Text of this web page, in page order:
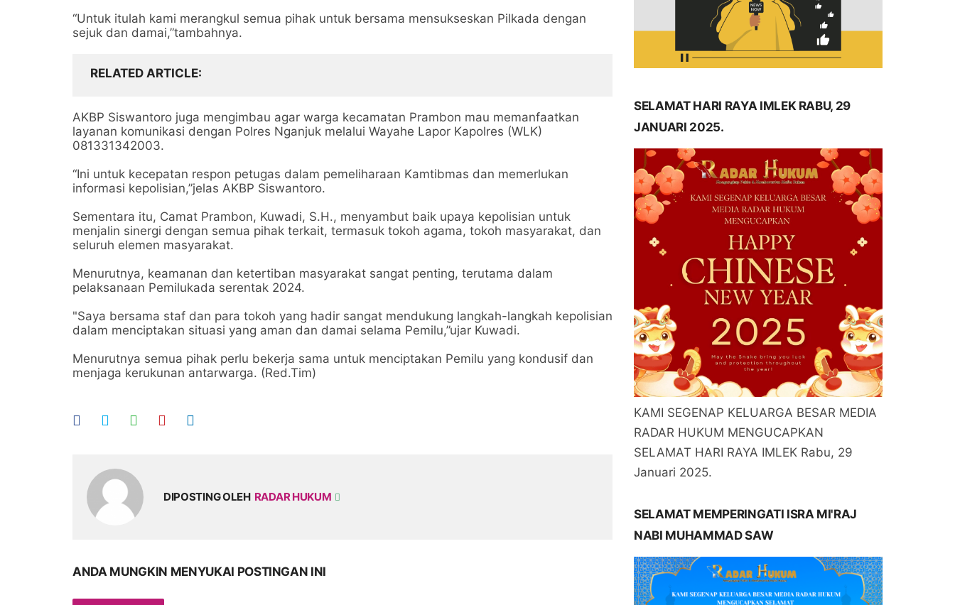
“Untuk itulah kami merangkul semua pihak untuk bersama mensukseskan Pilkada dengan
sejuk dan damai,”tambahnya.
RELATED ARTICLE
AKBP Siswantoro juga mengimbau agar warga kecamatan Prambon mau memanfaatkan
layanan komunikasi dengan Polres Nganjuk melalui Wayahe Lapor Kapolres (WLK)
081331342003.
“Ini untuk kecepatan respon petugas dalam pemeliharaan Kamtibmas dan memerlukan
informasi kepolisian,”jelas AKBP Siswantoro.
Sementara itu, Camat Prambon, Kuwadi, S.H., menyambut baik upaya kepolisian untuk
menjalin sinergi dengan semua pihak terkait, termasuk tokoh agama, tokoh masyarakat, dan
seluruh elemen masyarakat.
Menurutnya, keamanan dan ketertiban masyarakat sangat penting, terutama dalam
pelaksanaan Pemilukada serentak 2024.
"Saya bersama staf dan para tokoh yang hadir sangat mendukung langkah-langkah kepolisian
dalam menciptakan situasi yang aman dan damai selama Pemilu,”ujar Kuwadi.
Menurutnya semua pihak perlu bekerja sama untuk menciptakan Pemilu yang kondusif dan
menjaga kerukunan antarwarga. (Red.Tim)
DIPOSTING OLEH RADAR HUKUM
ANDA MUNGKIN MENYUKAI POSTINGAN INI
SELAMAT HARI RAYA IMLEK RABU, 29
JANUARI 2025.
KAMI SEGENAP KELUARGA BESAR MEDIA
RADAR HUKUM MENGUCAPKAN
SELAMAT HARI RAYA IMLEK Rabu, 29
Januari 2025.
SELAMAT MEMPERINGATI ISRA MI'RAJ
NABI MUHAMMAD SAW